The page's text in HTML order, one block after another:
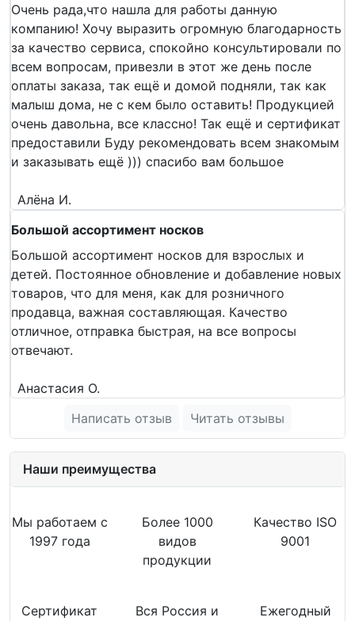
Очень рада,что нашла для работы данную
компанию! Хочу выразить огромную благодарность
за качество сервиса, спокойно консультировали по
всем вопросам, привезли в этот же день после
оплаты заказа, так ещё и домой подняли, так как
малыш дома, не с кем было оставить! Продукцией
очень давольна, все классно! Так ещё и сертификат
предоставили Буду рекомендовать всем знакомым
и заказывать ещё ))) спасибо вам большое
Алёна И.
Большой ассортимент носков
Большой ассортимент носков для взрослых и
детей. Постоянное обновление и добавление новых
товаров, что для меня, как для розничного
продавца, важная составляющая. Качество
отличное, отправка быстрая, на все вопросы
отвечают.
Анастасия О.
Написать отзыв
Читать отзывы
Наши преимущества
Мы работаем с
1997 года
Более 1000
видов
продукции
Качество ISO
9001
Сертификат
Вся Россия и
Ежегодный